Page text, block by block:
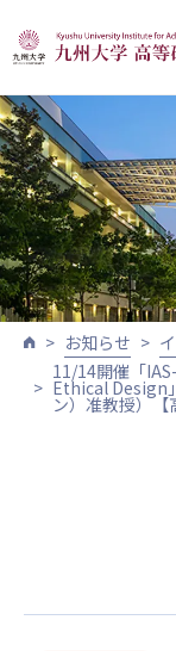
お知らせ
11/14開催「
Ethical Design
ン）准教授）【